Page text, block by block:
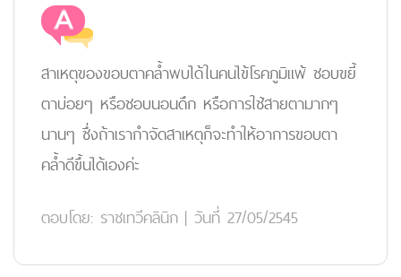
สาเหตุของขอบตาคล้ำพบได้ในคนไข้โรคภูมิแพ้ ชอบขยี้
ตาบ่อยๆ หรือชอบนอนดึก หรือการใช้สายตามากๆ
นานๆ ซึ่งถ้าเรากำจัดสาเหตุก็จะทำให้อาการขอบตา
คล้ำดีขึ้นได้เองค่ะ
ตอบโดย: ราชเทวีคลินิก | วันที่ 27/05/2545